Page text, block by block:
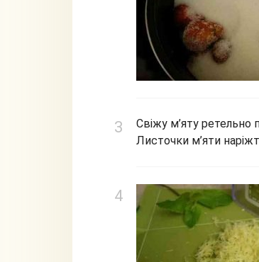
Свіжу м’яту ретельно
Листочки м’яти